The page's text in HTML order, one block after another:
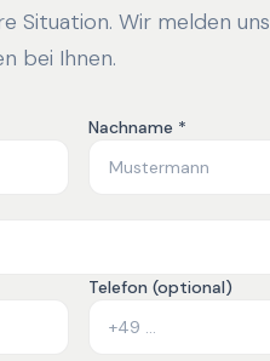
Situation. Wir melden uns
bei Ihnen.
Nachname *
Telefon (optional)